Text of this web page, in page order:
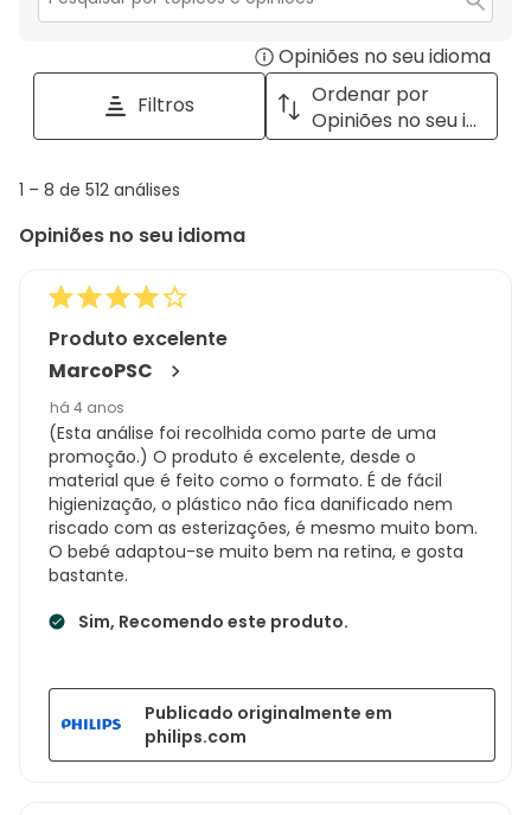
Secção
Opiniões no seu idioma
a
with
Filtros
Ordenar por
Opiniões no seu idioma
1
8
análises
1 – 8 de 512 análises
Opiniões no seu idioma
Produto excelente
MarcoPSC
há 4 anos
(Esta análise foi recolhida como parte de uma
promoção.) O produto é excelente, desde o
material que é feito como o formato. É de fácil
higienização, o plástico não fica danificado nem
riscado com as esterizações, é mesmo muito bom.
O bebé adaptou-se muito bem na retina, e gosta
bastante.
Sim, Recomendo este produto.
Publicado originalmente em
philips.com